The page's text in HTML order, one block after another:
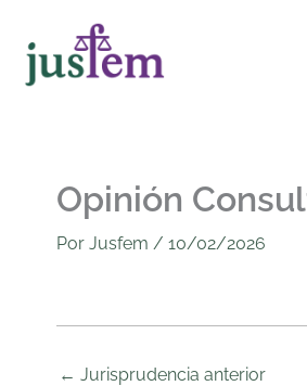
contenido
Opinión
Por Jusfem / 10/02/2026
← Jurisprudencia anterior